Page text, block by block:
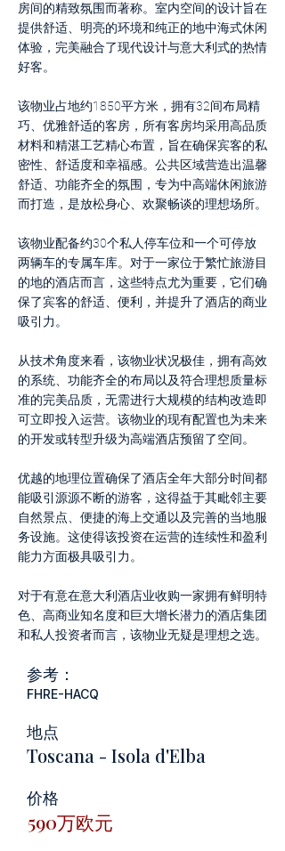
房间的精致氛围而著称。室内空间的设计旨在
提供舒适、明亮的环境和纯正的地中海式休闲
体验，完美融合了现代设计与意大利式的热情
好客。
该物业占地约1850平方米，拥有32间布局精
巧、优雅舒适的客房，所有客房均采用高品质
材料和精湛工艺精心布置，旨在确保宾客的私
密性、舒适度和幸福感。公共区域营造出温馨
舒适、功能齐全的氛围，专为中高端休闲旅游
而打造，是放松身心、欢聚畅谈的理想场所。
该物业配备约30个私人停车位和一个可停放
两辆车的专属车库。对于一家位于繁忙旅游目
的地的酒店而言，这些特点尤为重要，它们确
保了宾客的舒适、便利，并提升了酒店的商业
吸引力。
从技术角度来看，该物业状况极佳，拥有高效
的系统、功能齐全的布局以及符合理想质量标
准的完美品质，无需进行大规模的结构改造即
可立即投入运营。该物业的现有配置也为未来
的开发或转型升级为高端酒店预留了空间。
优越的地理位置确保了酒店全年大部分时间都
能吸引源源不断的游客，这得益于其毗邻主要
自然景点、便捷的海上交通以及完善的当地服
务设施。这使得该投资在运营的连续性和盈利
能力方面极具吸引力。
对于有意在意大利酒店业收购一家拥有鲜明特
色、高商业知名度和巨大增长潜力的酒店集团
和私人投资者而言，该物业无疑是理想之选。
参考：
FHRE-HACQ
地点
Toscana - Isola d'Elba
价格
590万欧元